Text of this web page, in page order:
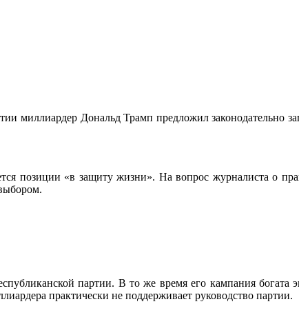
миллиардер Дональд Трамп предложил законодательно
позиции «в защиту жизни». На вопрос журналиста о
партии. В то же время его кампания богата
практически не поддерживает руководство партии.